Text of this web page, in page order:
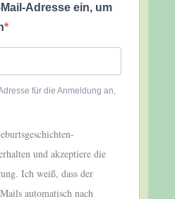
Adresse ein, um
für die Anmeldung an,
und akzeptiere die
Ich weiß, dass der
automatisch nach